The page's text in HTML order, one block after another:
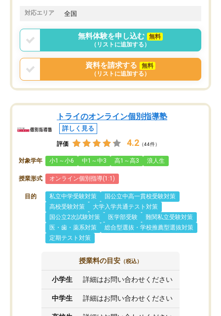
対応エリア 全国
無料体験を申し込む
無料
（リストに追加する）
資料を請求する
無料
（リストに追加する）
トライのオンライン個別指導塾
詳しく見る
評価 4.2 （44件）
対象学年 小1～小6 中1～中3 高1～高3 浪人生
授業形式 オンライン個別指導(1:1)
目的 私立中学受験対策
国公立中高一貫校受験対策
高校受験対策
大学入学共通テスト対策
国公立2次試験対策
医学部受験
難関私立受験対策
医・歯・薬系対策
総合型選抜・学校推薦型選抜対策
定期テスト対策
授業料の目安 （税込）
小学生 詳細はお問い合わせください
中学生 詳細はお問い合わせください